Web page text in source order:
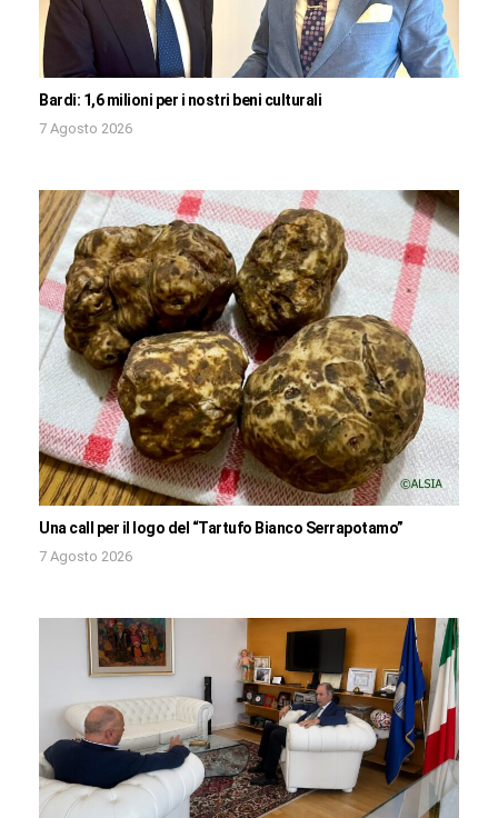
Bardi: 1,6 milioni per i nostri beni culturali
7 Agosto 2026
Una call per il logo del “Tartufo Bianco Serrapotamo”
7 Agosto 2026